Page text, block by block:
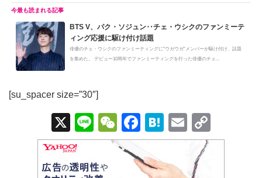
BTS V、パク・ソジュン‥チェ・ウシクのファンミーテ
ィング応援に駆け付け話題
俳優のチェ・ウシクのファンミーティングに"ウガウガ"メンバーが駆け付け、話題
を集めた。 デビュー10周年でファンミーティングを行った俳優のチェ...
[su_spacer size=”30″]
X
Li
n
e
W
e
C
F
a
c
H
at
e
E
m
ail
o